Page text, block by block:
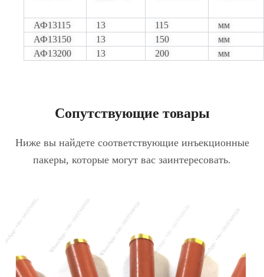
АФ13115 13 115
мм
АФ13150
13 150
мм
АФ13200
13 200 мм
Сопутствующие товары
Ниже вы найдете соответствующие инъекционные
пакеры, которые могут вас заинтересовать.